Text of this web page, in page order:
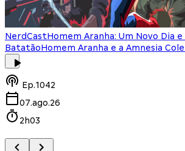
NerdCastHomem Aranha: Um Novo Dia e
BatatãoHomem Aranha e a Amnesia
Ep.1042
07.ago.26
2h03